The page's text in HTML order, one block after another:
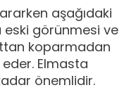
aşağıdaki
eski görünmesi ve
koparmadan
Elmasta
önemlidir.